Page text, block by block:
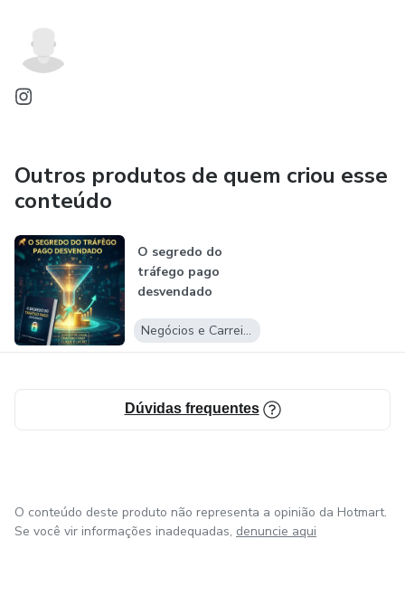
Outros produtos de quem criou esse
conteúdo
O segredo do
tráfego pago
desvendado
Negócios e Carreira
Dúvidas frequentes
O conteúdo deste produto não representa a opinião da Hotmart.
Se você vir informações inadequadas, denuncie aqui